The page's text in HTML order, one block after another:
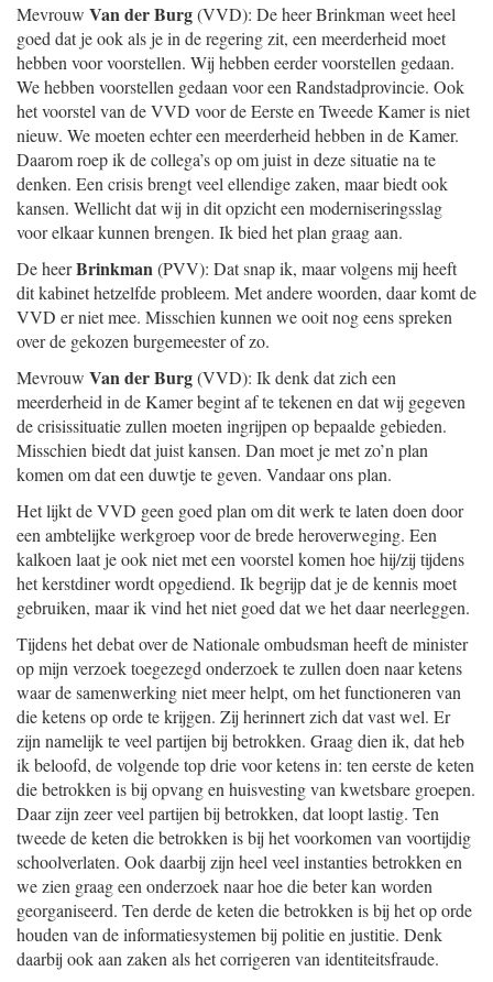
Mevrouw Van der Burg(VVD): De heer Brinkman weet heel
goed dat je ook als je in de regering zit, een meerderheid moet
hebben voor voorstellen. Wij hebben eerder voorstellen gedaan.
We hebben voorstellen gedaan voor een Randstadprovincie. Ook
het voorstel van de VVD voor de Eerste en Tweede Kamer is niet
nieuw. We moeten echter een meerderheid hebben in de Kamer.
Daarom roep ik de collega’s op om juist in deze situatie na te
denken. Een crisis brengt veel ellendige zaken, maar biedt ook
kansen. Wellicht dat wij in dit opzicht een moderniseringsslag
voor elkaar kunnen brengen. Ik bied het plan graag aan.
De heerBrinkman(PVV): Dat snap ik, maar volgens mij heeft
dit kabinet hetzelfde probleem. Met andere woorden, daar komt de
VVD er niet mee. Misschien kunnen we ooit nog eens spreken
over de gekozen burgemeester of zo.
Mevrouw Van der Burg(VVD): Ik denk dat zich een
meerderheid in de Kamer begint af te tekenen en dat wij gegeven
de crisissituatie zullen moeten ingrijpen op bepaalde gebieden.
Misschien biedt dat juist kansen. Dan moet je met zo’n plan
komen om dat een duwtje te geven. Vandaar ons plan.
Het lijkt de VVD geen goed plan om dit werk te laten doen door
een ambtelijke werkgroep voor de brede heroverweging. Een
kalkoen laat je ook niet met een voorstel komen hoe hij/zij tijdens
het kerstdiner wordt opgediend. Ik begrijp dat je de kennis moet
gebruiken, maar ik vind het niet goed dat we het daar neerleggen.
Tijdens het debat over de Nationale ombudsman heeft de minister
op mijn verzoek toegezegd onderzoek te zullen doen naar ketens
waar de samenwerking niet meer helpt, om het functioneren van
die ketens op orde te krijgen. Zij herinnert zich dat vast wel. Er
zijn namelijk te veel partijen bij betrokken. Graag dien ik, dat heb
ik beloofd, de volgende top drie voor ketens in: ten eerste de keten
die betrokken is bij opvang en huisvesting van kwetsbare groepen.
Daar zijn zeer veel partijen bij betrokken, dat loopt lastig. Ten
tweede de keten die betrokken is bij het voorkomen van voortijdig
schoolverlaten. Ook daarbij zijn heel veel instanties betrokken en
we zien graag een onderzoek naar hoe die beter kan worden
georganiseerd. Ten derde de keten die betrokken is bij het op orde
houden van de informatiesystemen bij politie en justitie. Denk
daarbij ook aan zaken als het corrigeren van identiteitsfraude.